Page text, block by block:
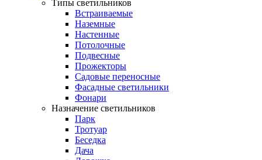
Типы светильников
Встраиваемые
Наземные
Настенные
Потолочные
Подвесные
Прожекторы
Садовые переносные
Фасадные светильники
Фонари
Назначение светильников
Парк
Тротуар
Беседка
Дача